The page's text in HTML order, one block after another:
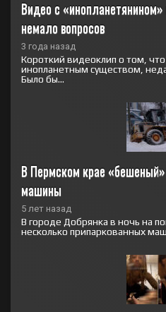
Видео с
немало вопросов
3 года назад
Короткий видеоклип о том,
инопланетным существом,
Было бы...
В Пермском крае
машины
5 лет назад
В городе Добрянка в ночь на
несколько припаркованных